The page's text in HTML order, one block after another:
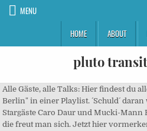
MENU
HOME
ABOUT
pluto
Alle Gäste, alle Talks: Hier findest du
Berlin" in einer Playlist. ´Schuld´ daran
Stargäste Caro Daur und Mucki-Mann
die freut man sich. Jetzt hier